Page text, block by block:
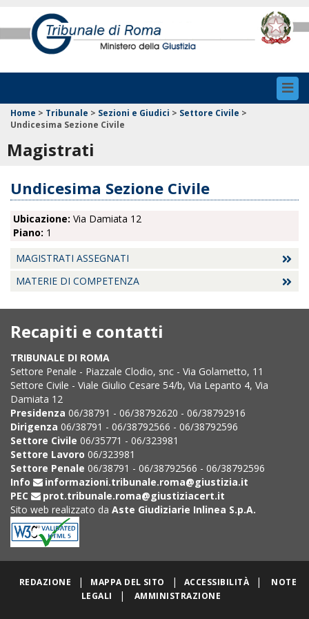
Home > Tribunale > Sezioni e Giudici > Settore Civile >
Undicesima Sezione Civile
Magistrati
Undicesima Sezione Civile
Ubicazione: Via Damiata 12
Piano: 1
MAGISTRATI ASSEGNATI
MATERIE DI COMPETENZA
Recapiti e contatti
TRIBUNALE DI ROMA
Settore Penale - Piazzale Clodio, snc - Via Golametto, 11
Settore Civile - Viale Giulio Cesare 54/b, Via Lepanto 4, Via
Damiata 12
Presidenza 06/38791 - 06/38792620 - 06/38792916
Dirigenza 06/38791 - 06/38792566 - 06/38792596
Settore Civile 06/35771 - 06/323981
Settore Lavoro 06/323981
Settore Penale 06/38791 - 06/38792566 - 06/38792596
Info
informazioni.tribunale.roma@giustizia.it
PEC
prot.tribunale.roma@giustiziacert.it
Sito web realizzato da Aste Giudiziarie Inlinea S.p.A.
REDAZIONE | MAPPA DEL SITO | ACCESSIBILITÀ |
NOTE
LEGALI
| AMMINISTRAZIONE